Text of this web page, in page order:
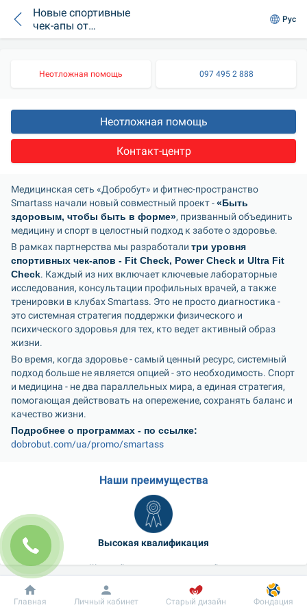
Новые спортивные
чек-апы от
«Добробут» и
медицины и
фитнеса
Рус
Неотложная помощь 097 495 2 888
Неотложная помощь
Контакт-центр
Медицинская сеть «Добробут» и фитнес-пространство
Smartass начали новый совместный проект - «Быть
здоровым, чтобы быть в форме», призванный объединить
медицину и спорт в целостный подход к заботе о здоровье.
В рамках партнерства мы разработали три уровня
спортивных чек-апов - Fit Check, Power Check и Ultra Fit
Check. Каждый из них включает ключевые лабораторные
исследования, консультации профильных врачей, а также
тренировки в клубах Smartass. Это не просто диагностика -
это системная стратегия поддержки физического и
психического здоровья для тех, кто ведет активный образ
жизни.
Во время, когда здоровье - самый ценный ресурс, системный
подход больше не является опцией - это необходимость. Спорт
и медицина - не два параллельных мира, а единая стратегия,
помогающая действовать на опережение, сохранять баланс и
качество жизни.
Подробнее о программах - по ссылке:
dobrobut.com/ua/promo/smartass
Наши преимущества
Высокая квалификация
Широкий спектр специальностей
Добробут Информация Пациенту
Главная Личный кабинет Старый дизайн Фондация